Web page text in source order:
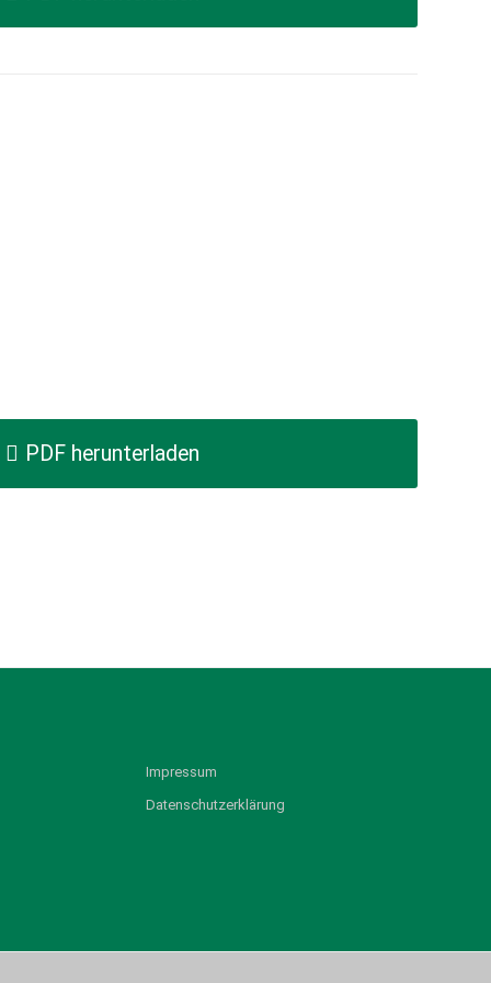
PDF herunterladen
Impressum
Datenschutzerklärung